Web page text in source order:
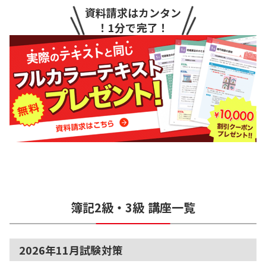
資料請求はカンタン
！1分で完了！
簿記2級・3級 講座一覧
2026年11月試験対策